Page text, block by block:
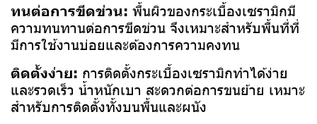
ทนต่อการขีดข่วน: พื้นผิวของกระเบื้องเซรามิกมี
ความทนทานต่อการขีดข่วน จึงเหมาะสำหรับพื้นที่ที่
มีการใช้งานบ่อยและต้องการความคงทน
ติดตั้งง่าย: การติดตั้งกระเบื้องเซรามิกทำได้ง่าย
และรวดเร็ว น้ำหนักเบา สะดวกต่อการขนย้าย เหมาะ
สำหรับการติดตั้งทั้งบนพื้นและผนัง